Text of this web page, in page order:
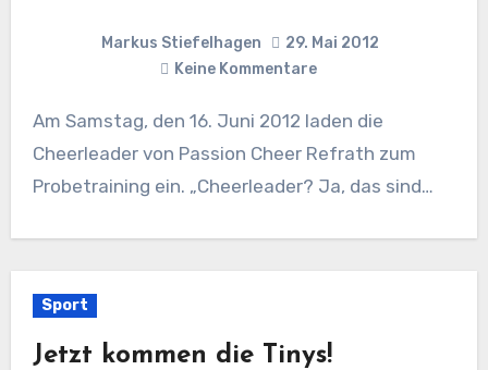
Markus Stiefelhagen
29. Mai 2012
Keine Kommentare
Am Samstag, den 16. Juni 2012 laden die
Cheerleader von Passion Cheer Refrath zum
Probetraining ein. „Cheerleader? Ja, das sind…
Sport
Jetzt kommen die Tinys!